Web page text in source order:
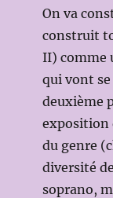
On va
construit
II) comme
qui vont
deuxième
exposition
du genre
diversité
soprano,